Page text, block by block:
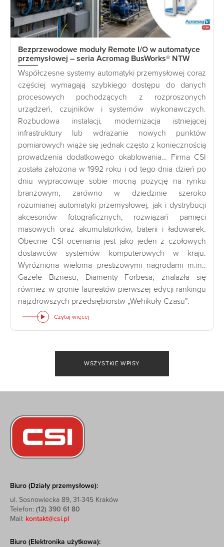
Bezprzewodowe moduły Remote I/O w automatyce
przemysłowej – seria Acromag BusWorks® NTW
Współczesne systemy automatyki przemysłowej coraz
częściej wymagają szybkiego dostępu do danych
procesowych pochodzących z rozproszonych
urządzeń, czujników i systemów wykonawczych.
Rozbudowa instalacji, modernizacja istniejącej
infrastruktury lub wdrażanie nowych punktów
pomiarowych wiąże się jednak często z koniecznością
prowadzenia dodatkowego okablowania… Firma CSI
została założona w 1992 roku i od tego dnia dzień po
dniu wypracowuje sobie mocną pozycję na rynku
branżowym, zarówno w dziedzinie szeroko
rozumianej automatyki przemysłowej, jak i dystrybucji
akcesoriów fotograficznych, rozwiązań pamięci
masowych oraz akumulatorków, baterii i ładowarek.
Obecnie CSI oceniania jest jako jeden z czołowych
dostawców systemów komputerowych w kraju.
Wyróżniona wieloma prestiżowymi nagrodami m.in.:
Gazele Biznesu, Diamenty Forbesa, znalazła się
również w gronie laureatów pierwszej edycji rankingu
najzdrowszych przedsiębiorstw „Wehikuły Czasu”.
Czytaj więcej
WSZYSTKIE WPISY
Biuro (Działy przemysłowe):
ul. Sosnowiecka 89, 31-345 Kraków
Telefon: (12) 390 61 80
Mail: kontakt@csi.pl
Biuro (Elektronika użytkowa):